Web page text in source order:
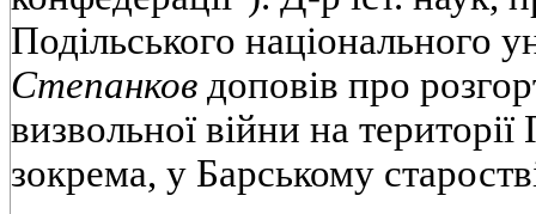
Подільського національного
Степанков доповів про
визвольної війни на
зокрема, у Барському